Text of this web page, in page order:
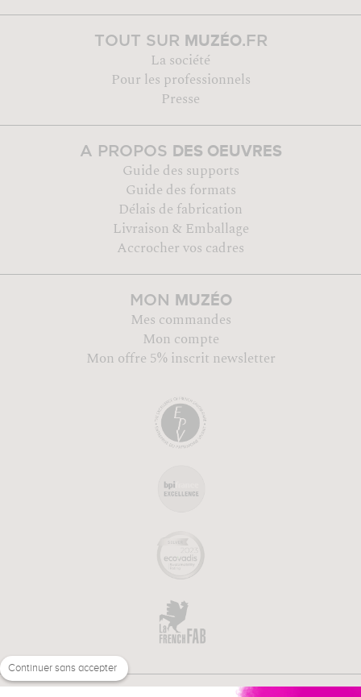
TOUT SUR MUZÉO.FR
La société
Pour les professionnels
Presse
A PROPOS DES OEUVRES
Guide des supports
Guide des formats
Délais de fabrication
Livraison & Emballage
Accrocher vos cadres
MON MUZÉO
Mes commandes
Mon compte
Mon offre 5% inscrit newsletter
Continuer sans accepter